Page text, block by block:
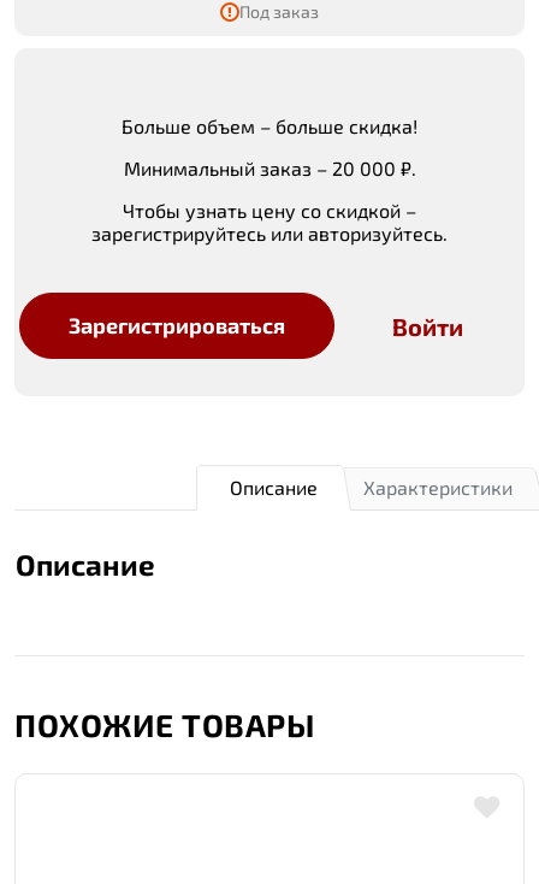
Под заказ
Больше объем – больше скидка!
Минимальный заказ – 20 000 ₽.
Чтобы узнать цену со скидкой –
зарегистрируйтесь или авторизуйтесь.
Зарегистрироваться Войти
Характеристики
Описание
Описание
ПОХОЖИЕ ТОВАРЫ